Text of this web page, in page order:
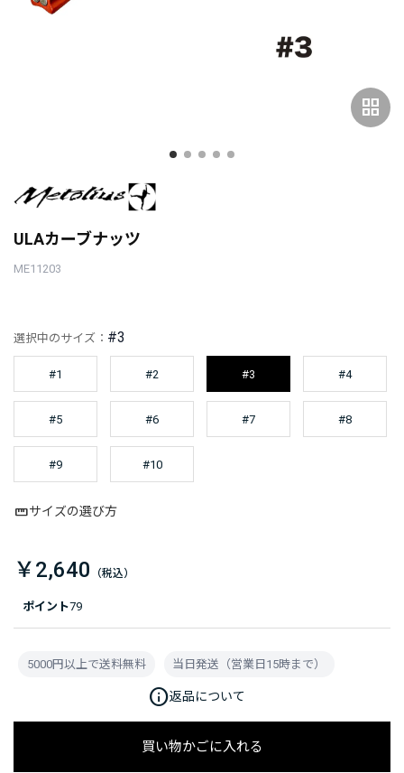
grid_view
ULAカーブナッツ
ME11203
ポイント79
選択中のサイズ： #3
#1 #2 #3 #4
#5 #6 #7 #8
#9 #10
サイズの選び方
￥2,640
買い物かごに入れる
5000円以上で送料無料 当日発送（営業日15時まで）
info返品について